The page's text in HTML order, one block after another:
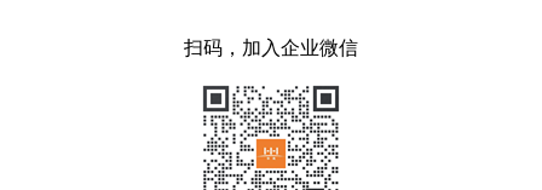
扫码，加入企业微信